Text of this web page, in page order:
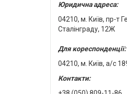
Юридична адреса:
04210, м. Київ, пр-т
Сталінграду, 12Ж
Для кореспонденції:
04210, м. Київ, а/с
Контакти: